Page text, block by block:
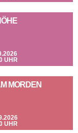
UHR
MORDEN
UHR